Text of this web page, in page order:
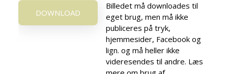
DOWNLOAD
Billedet må downloades til
eget brug, men må ikke
publiceres på tryk,
hjemmesider, Facebook og
lign. og må heller ikke
videresendes til andre. Læs